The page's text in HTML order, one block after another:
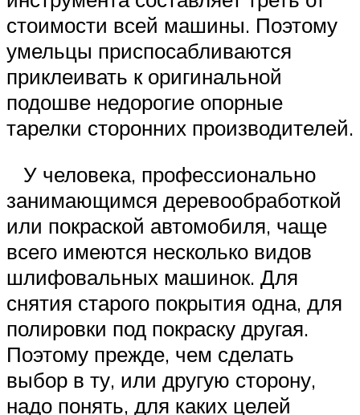
стоимости всей машины. Поэтому
умельцы приспосабливаются
приклеивать к оригинальной
подошве недорогие опорные
тарелки сторонних производителей.
У человека, профессионально
занимающимся деревообработкой
или покраской автомобиля, чаще
всего имеются несколько видов
шлифовальных машинок. Для
снятия старого покрытия одна, для
полировки под покраску другая.
Поэтому прежде, чем сделать
выбор в ту, или другую сторону,
надо понять, для каких целей